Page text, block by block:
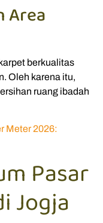
Area
berkualitas
Oleh karena itu,
ruang ibadah
Meter 2026:
Pasar
Jogja